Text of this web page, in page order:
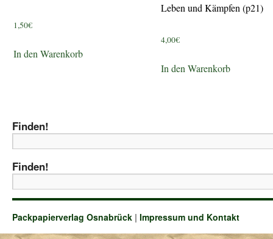
1,50€
In den Warenkorb
Leben und Kämpfen (p21)
4,00€
In den Warenkorb
Finden!
Finden!
Packpapierverlag Osnabrück | Impressum und Kontakt